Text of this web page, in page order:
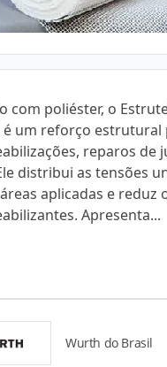
com poliéster, o
é um reforço estrutural
reparos de
distribui as tensões
aplicadas e reduz
Apresenta...
Wurth do Brasil
Catálogos para